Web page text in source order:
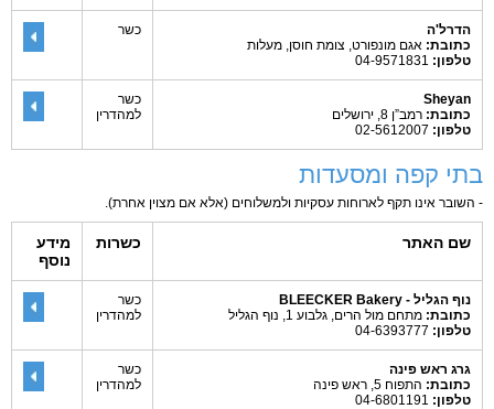
הדרל'ה
כתובת: אגם מונפורט, צומת חוסן, מעלות
טלפון:
כשר
Sheyan
כתובת: רמב”ן 8, ירושלים
טלפון:
כשר
למהדרין
בתי קפה ומסעדות
- השובר אינו תקף לארוחות עסקיות ולמשלוחים (אלא אם מצוין אחרת).
שם האתר כשרות
מידע
נוסף
נוף הגליל - BLEECKER Bakery
כתובת: מתחם מול הרים, גלבוע 1, נוף הגליל
טלפון:
כשר
למהדרין
גרג ראש פינה
כתובת: התפוח 5, ראש פינה
טלפון:
כשר
למהדרין